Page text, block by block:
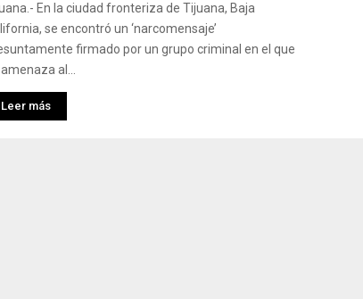
En la ciudad fronteriza de Tijuana, Baja
se encontró un ‘narcomensaje’
firmado por un grupo criminal en el que
al...
Leer más